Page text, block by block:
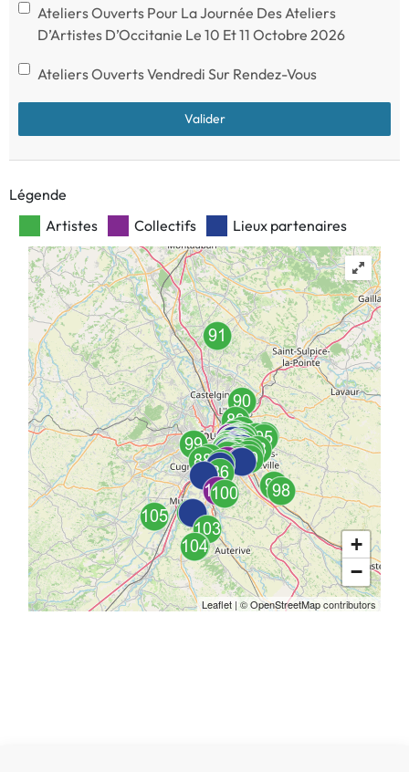
Ateliers Ouverts Pour La Journée Des Ateliers
D’Artistes D’Occitanie Le 10 Et 11 Octobre 2026
Ateliers Ouverts Vendredi Sur Rendez-Vous
Légende
Artistes
Collectifs Lieux partenaires
+
−
Leaflet| ©OpenStreetMapcontributors